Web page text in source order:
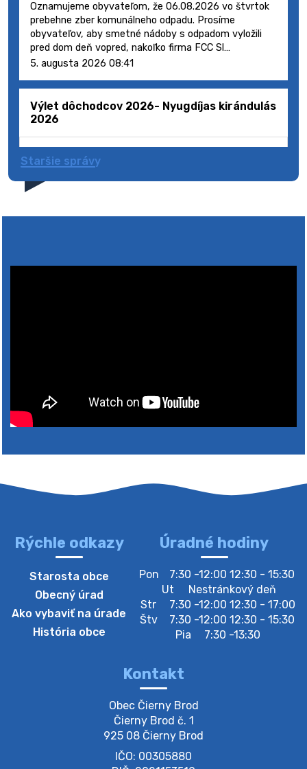
Oznamujeme obyvateľom, že 06.08.2026 vo štvrtok
prebehne zber komunálneho odpadu. Prosíme
obyvateľov, aby smetné nádoby s odpadom vyložili
pred dom deň vopred, nakoľko firma FCC Sl…
5. augusta 2026 08:41
Výlet dôchodcov 2026- Nyugdíjas kirándulás
2026
4. augusta 2026 10:05
Zberný dvor-Gyűjtőudvar
bude zberný dvor zatvorený. Értesítjük a lakosokat,
Zber separovaného odpadu plastu-
Oznamujeme obyvateľom, že v stredu 05. augusta
prebehne zber separovaného odpadu plastu. Prosíme
obyvateľov, aby vrecia s odpadom vyložili pred dom už
Oznámenie o plánovanom prerušení dodávky
Oznamujeme Vám, že v určitých dňoch bude v
niektorých častiach našej obce plánované prerušenie
distribúcie elektrickej energie. Podrobné informácie o
Staršie správy
Rýchle odkazy
Starosta obce
Obecný úrad
Ako vybaviť na úrade
História obce
Úradné hodiny
Pon
7:30 -12:00 12:30 - 15:30
Ut
Nestránkový deň
Str
7:30 -12:00 12:30 - 17:00
Štv
7:30 -12:00 12:30 - 15:30
Pia
7:30 -13:30
Kontakt
Obec Čierny Brod
Čierny Brod č. 1
925 08 Čierny Brod
IČO: 00305880